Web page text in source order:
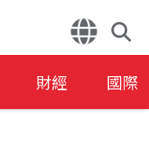
財經 國際